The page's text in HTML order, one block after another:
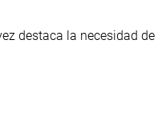
destaca la necesidad de